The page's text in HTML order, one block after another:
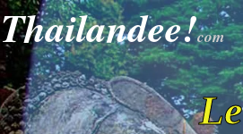
Thailandee!com